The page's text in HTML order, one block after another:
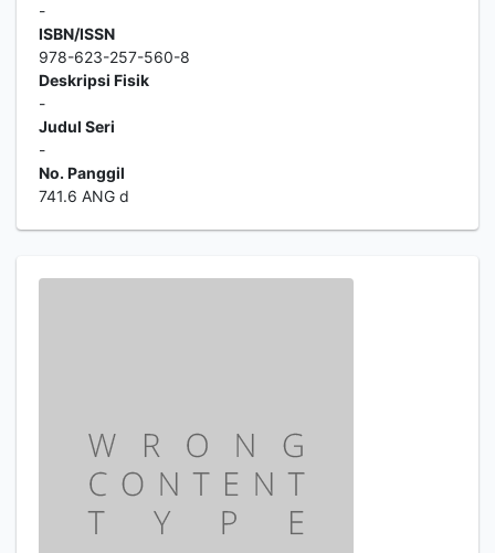
-
ISBN/ISSN
978-623-257-560-8
Deskripsi Fisik
-
Judul Seri
-
No. Panggil
741.6 ANG d